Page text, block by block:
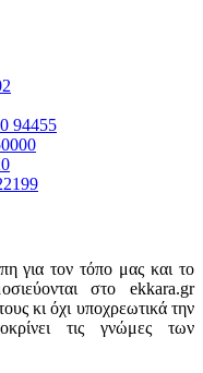
94455
για τον τόπο μας και το
στο ekkara.gr
κι όχι υποχρεωτικά την
τις γνώμες των